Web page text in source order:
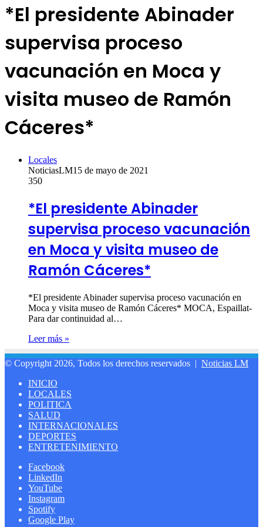
*El presidente Abinader
supervisa proceso
vacunación en Moca y
visita museo de Ramón
Cáceres*
Locales
NoticiasLM15 de mayo de 2021
350
*El presidente Abinader
supervisa proceso vacunación
en Moca y visita museo de
Ramón Cáceres*
*El presidente Abinader supervisa proceso vacunación en
Moca y visita museo de Ramón Cáceres* MOCA, Espaillat-
Para dar continuidad al…
Leer más »
© Copyright 2026, Todos los derechos reservados | Noticias LM
INICIO
LOCALES
POLITICA
SALUD
INTERNACIONALES
DEPORTES
ENTRETENIMIENTO
Facebook
LinkedIn
YouTube
Instagram
Spotify
Google Play